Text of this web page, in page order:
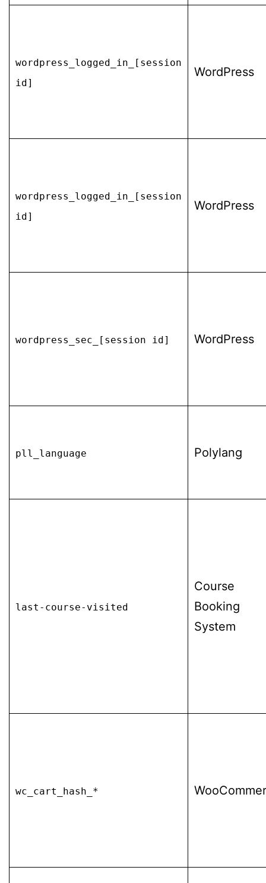
wordpress_logged_in_[session
id]
WordPress
wordpress_logged_in_[session
id]
WordPress
wordpress_sec_[session id] WordPress
pll_language Polylang
last-course-visited
Course
Booking
System
wc_cart_hash_*